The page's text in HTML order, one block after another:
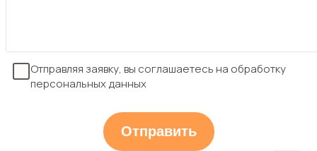
Отправляя заявку, вы соглашаетесь на обработку
персональных данных